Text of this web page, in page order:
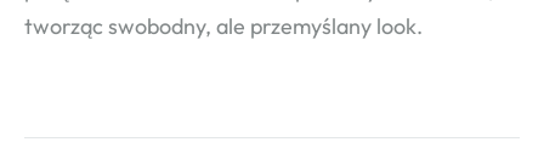
tworząc swobodny, ale przemyślany look.